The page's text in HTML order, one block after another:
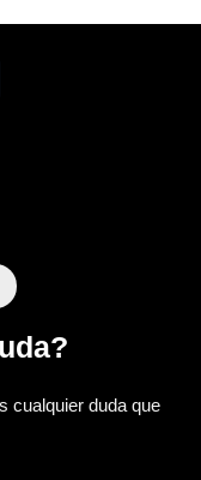
cualquier duda que